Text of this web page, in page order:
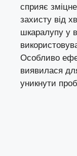
сприяє
захисту від
шкаралупу у
Особливо
виявилася
уникнути